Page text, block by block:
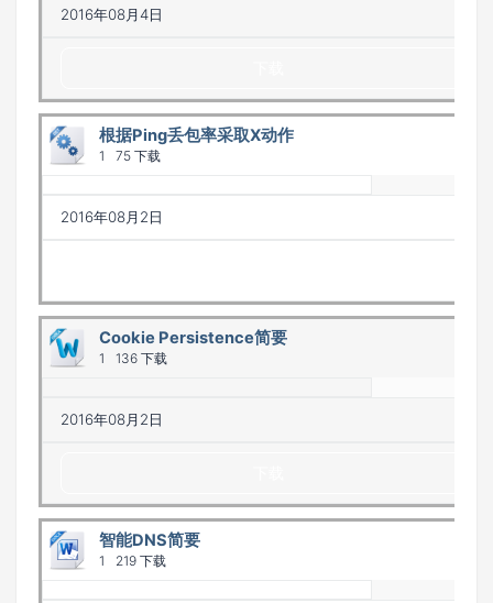
2016年08月4日
根据Ping丢包率采取X动作
1 75 下载
2016年08月2日
Cookie Persistence简要
1 136 下载
2016年08月2日
智能DNS简要
1 219 下载